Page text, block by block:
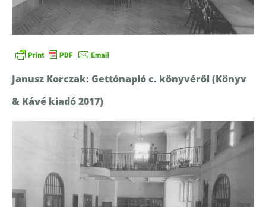
Janusz Korczak: Gettónapló c. könyvéröl (Könyv
& Kávé kiadó 2017)